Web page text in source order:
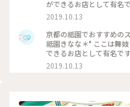
名探偵コナンで取り上げられました✨ #
園 #本店 #人気店 #聖地
ができるお店として有名
黒豆を使用したきなこの
ほうじ茶付)なんと添加
濃厚なのに甘すぎず、口
京都にきたらまた立ち寄
都#おすすめ#スイーツ#
2019.10.13
京都の祗園でおすすめの
祗園きなな＊° ここは舞
できるお店として有名で
丹波黒豆を使用したきな
(600円ほうじ茶付)なん
♡ #京都#おすすめ#スイーツ#アイス#秋の味覚ゴーラー隊#き
2019.10.13